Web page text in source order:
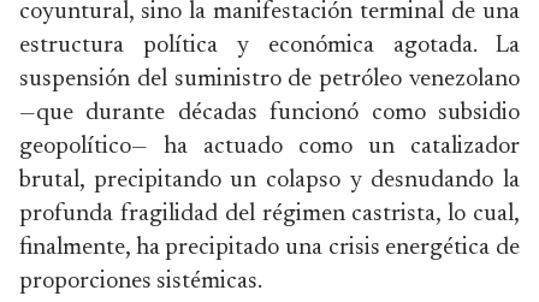
coyuntural, sino la manifestación terminal de una
estructura política y económica agotada. La
suspensión del suministro de petróleo venezolano
—que durante décadas funcionó como subsidio
geopolítico— ha actuado como un catalizador
brutal, precipitando un colapso y desnudando la
profunda fragilidad del régimen castrista, lo cual,
finalmente, ha precipitado una crisis energética de
proporciones sistémicas.